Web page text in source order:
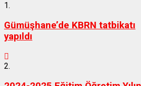
1.
Gümüşhane’de KBRN tatbikatı
yapıldı
2.